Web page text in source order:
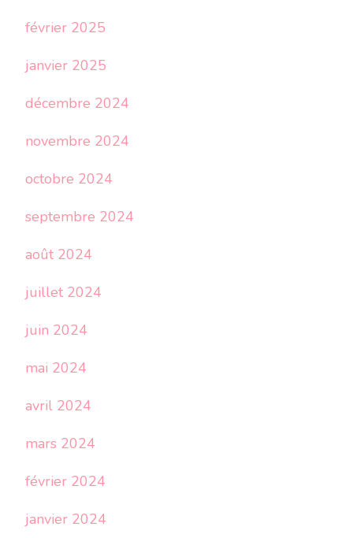
février 2025
janvier 2025
décembre 2024
novembre 2024
octobre 2024
septembre 2024
août 2024
juillet 2024
juin 2024
mai 2024
avril 2024
mars 2024
février 2024
janvier 2024